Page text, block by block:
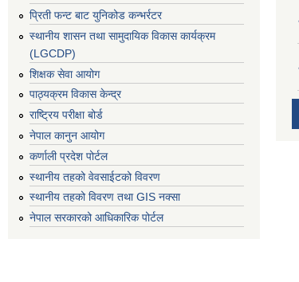
प्रिती फन्ट बाट युनिकोड कन्भर्रटर
स्थानीय शासन तथा सामुदायिक विकास कार्यक्रम
(LGCDP)
शिक्षक सेवा आयोग
पाठ्यक्रम विकास केन्द्र
राष्ट्रिय परीक्षा बोर्ड
नेपाल कानुन आयोग
कर्णाली प्रदेश पोर्टल
स्थानीय तहको वेवसाईटको विवरण
स्थानीय तहको विवरण तथा GIS नक्सा
नेपाल सरकारको आधिकारिक पोर्टल